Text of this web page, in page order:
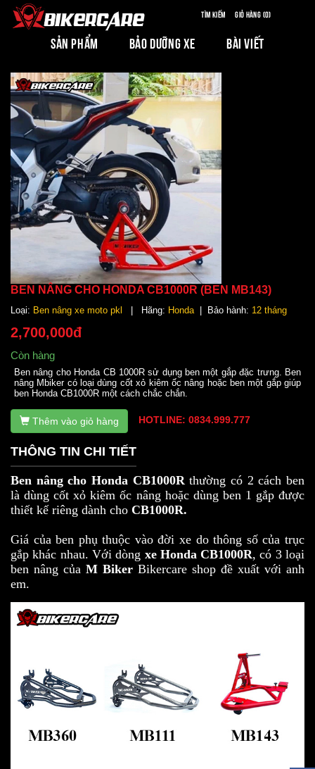
Tìm kiếm Giỏ hàng (0)
SẢN PHẨM BẢO DƯỠNG XE BÀI VIẾT
BEN NÂNG CHO HONDA CB1000R (BEN MB143)
Loại: Ben nâng xe moto pkl | Hãng: Honda| Bảo hành: 12 tháng
2,700,000đ
Còn hàng
Ben nâng cho Honda CB 1000R sử dụng ben một gắp đặc trưng. Ben
nâng Mbiker có loại dùng cốt xỏ kiêm ốc nâng hoặc ben một gắp giúp
ben Honda CB1000R một cách chắc chắn.
Thêm vào giỏ hàng HOTLINE: 0834.999.777
THÔNG TIN CHI TIẾT
Ben nâng cho Honda CB1000Rthường có 2 cách ben
là dùng cốt xỏ kiêm ốc nâng hoặc dùng ben 1 gắp được
thiết kế riêng dành cho CB1000R.
Giá của ben phụ thuộc vào đời xe do thông số của trục
gắp khác nhau. Với dòng xe Honda CB1000R, có 3 loại
ben nâng của M Biker Bikercare shop đề xuất với anh
em.